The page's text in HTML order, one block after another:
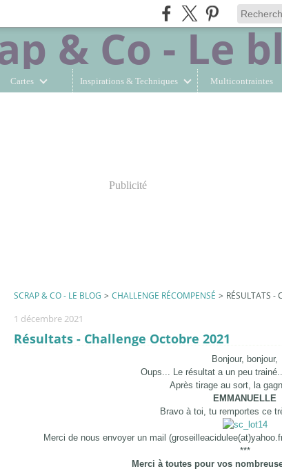
Cartes Inspirations & Techniques Multicontraintes
Publicité
SCRAP & CO - LE BLOG > CHALLENGE RÉCOMPENSÉ > RÉSULTATS -
1 décembre 2021
Résultats - Challenge Octobre 2021
Bonjour, bonjour,
Oups... Le résultat a un peu
Après tirage au sort, la
EMMANUELLE
Bravo à toi, tu remportes ce
Merci de nous envoyer un mail
***
Merci à toutes pour vos